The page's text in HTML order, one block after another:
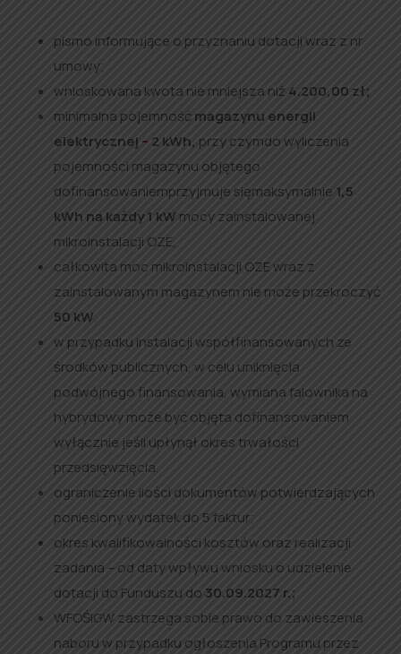
pismo informujące o przyznaniu dotacji wraz z nr
umowy;
wnioskowana kwota nie mniejsza niż 4.200,00 zł;
minimalna pojemnośćmagazynu energii
elektrycznej – 2 kWh, przy czymdo wyliczenia
pojemności magazynu objętego
dofinansowaniemprzyjmuje sięmaksymalnie 1,5
kWh na każdy 1 kW mocy zainstalowanej
mikroinstalacji OZE,
całkowita moc mikroinstalacji OZE wraz z
zainstalowanym magazynem nie może przekroczyć
50 kW.
w przypadku instalacji współfinansowanych ze
środków publicznych, w celu uniknięcia
podwójnego finansowania, wymiana falownika na
hybrydowy może być objęta dofinansowaniem
wyłącznie jeśli upłynął okres trwałości
przedsięwzięcia.
ograniczenie ilości dokumentów potwierdzających
poniesiony wydatek do 5 faktur;
okres kwalifikowalności kosztów oraz realizacji
zadania – od daty wpływu wniosku o udzielenie
dotacji do Funduszu do 30.09.2027 r.;
WFOŚiGW zastrzega sobie prawo do zawieszenia
naboru w przypadku ogłoszenia Programu przez